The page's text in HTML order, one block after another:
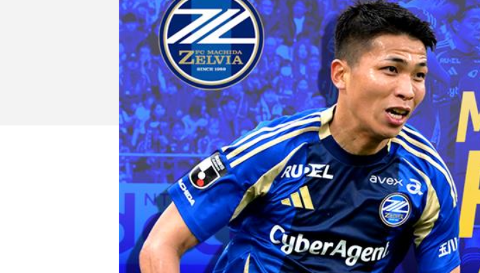
ファンクラブ
ホームタウン活動
観戦するトップ
チケットを買う
チケット購入
チケット購入手順
チケット販売スケジュール
️スタジアムを知る
スタジアムアクセス
スタジアムマップ